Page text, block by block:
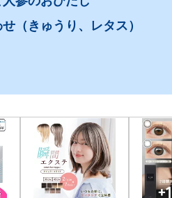
（きゅうり、レタス）